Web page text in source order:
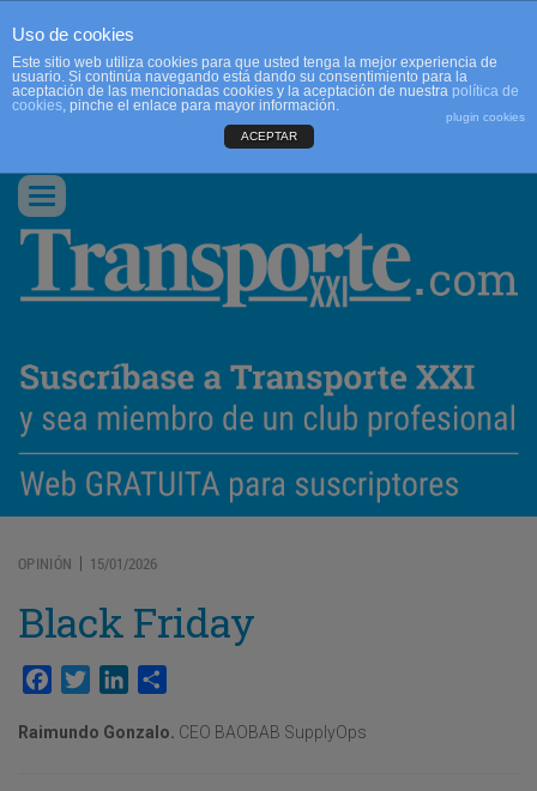
CONTACTO
Conmutar
navegación
OPINIÓN | 15/01/2026
Black Friday
Facebook
TwitterLinkedIn
Raimundo Gonzalo. CEO BAOBAB SupplyOps
Uso de cookies
Este sitio web utiliza cookies para que usted tenga la mejor experiencia de
usuario. Si continúa navegando está dando su consentimiento para la
aceptación de las mencionadas cookies y la aceptación de nuestra política de
cookies, pinche el enlace para mayor información.
plugin cookies
ACEPTAR